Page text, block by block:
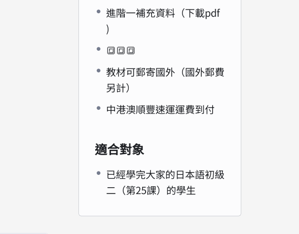
進階一補充資料（下載pdf
)
🔳🔳🔳
教材可郵寄國外（國外郵費
另計）
中港澳順豐速運運費到付
適合對象
已經學完大家的日本語初級
二（第25課）的學生